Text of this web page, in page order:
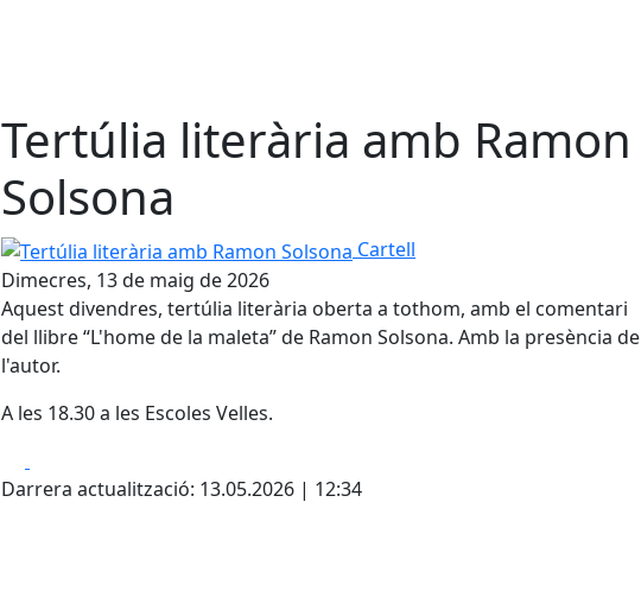
Tertúlia literària amb Ramon
Solsona
Tertúlia literària amb Ramon Solsona
Cartell
Dimecres, 13 de maig de 2026
Aquest divendres, tertúlia literària oberta a tothom, amb el comentari
del llibre “L'home de la maleta” de Ramon Solsona. Amb la presència de
l'autor.
A les 18.30 a les Escoles Velles.
Darrera actualització: 13.05.2026 | 12:34